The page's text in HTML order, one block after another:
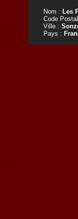
Nom : Les
Code
Ville :
Pays :